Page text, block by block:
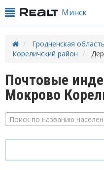
Минск
Гродненская область
Кореличский район
Почтовые
Мокрово
Поиск по названию